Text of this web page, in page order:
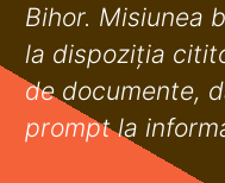
Bihor. Misiunea
la dispoziţia
de documente,
prompt la